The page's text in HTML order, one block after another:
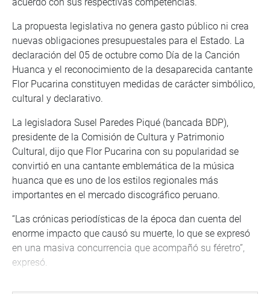
La propuesta legislativa no genera gasto público ni crea
nuevas obligaciones presupuestales para el Estado. La
declaración del 05 de octubre como Día de la Canción
Huanca y el reconocimiento de la desaparecida cantante
Flor Pucarina constituyen medidas de carácter simbólico,
cultural y declarativo.
La legisladora Susel Paredes Piqué (bancada BDP),
presidente de la Comisión de Cultura y Patrimonio
Cultural, dijo que Flor Pucarina con su popularidad se
convirtió en una cantante emblemática de la música
huanca que es uno de los estilos regionales más
importantes en el mercado discográfico peruano.
“Las crónicas periodísticas de la época dan cuenta del
enorme impacto que causó su muerte, lo que se expresó
en una masiva concurrencia que acompañó su féretro”,
expresó.